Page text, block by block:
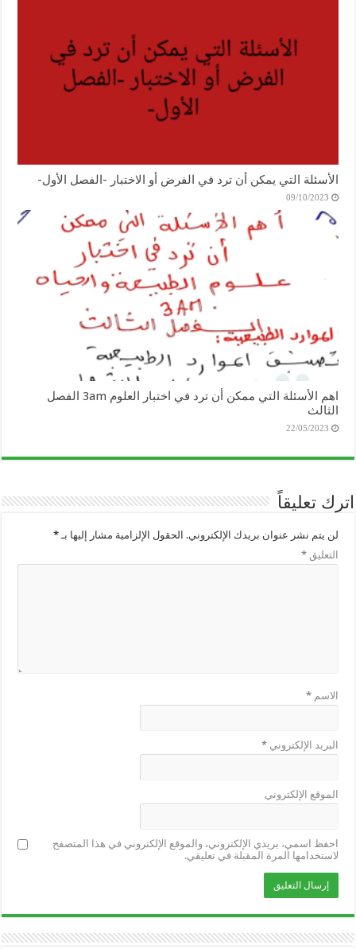
الأسئلة التي يمكن أن ترد في الفرض أو الاختبار -الفصل الأول-
09/10/2023
اهم الأسئلة التي ممكن أن ترد في اختبار العلوم 3am الفصل
الثالث
22/05/2023
اترك تعليقاً
لن يتم نشر عنوان بريدك الإلكتروني. الحقول الإلزامية مشار إليها بـ*
التعليق*
الاسم*
البريد الإلكتروني*
الموقع الإلكتروني
احفظ اسمي، بريدي الإلكتروني، والموقع الإلكتروني في هذا المتصفح
لاستخدامها المرة المقبلة في تعليقي.